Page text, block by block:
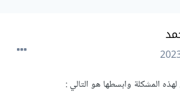
المشكلة وابسطها هو التالي